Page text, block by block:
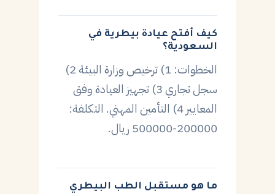
كيف أفتح عيادة بيطرية في
السعودية؟
الخطوات: 1) ترخيص وزارة البيئة 2)
سجل تجاري 3) تجهيز العيادة وفق
المعايير 4) التأمين المهني. التكلفة:
200000-500000 ريال.
ما هو مستقبل الطب البيطري